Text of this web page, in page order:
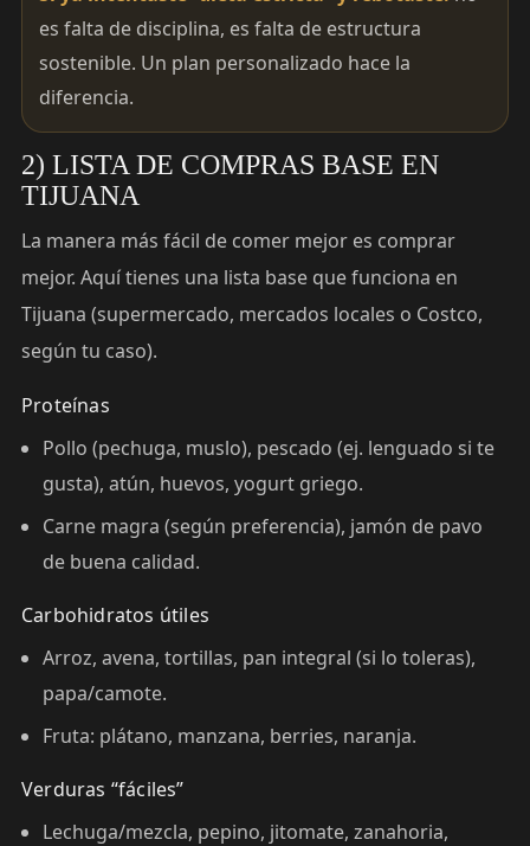
es falta de disciplina, es falta de estructura
sostenible. Un plan personalizado hace la
diferencia.
2) LISTA DE COMPRAS BASE EN
TIJUANA
La manera más fácil de comer mejor es comprar
mejor. Aquí tienes una lista base que funciona en
Tijuana (supermercado, mercados locales o Costco,
según tu caso).
Proteínas
Pollo (pechuga, muslo), pescado (ej. lenguado si te
gusta), atún, huevos, yogurt griego.
Carne magra (según preferencia), jamón de pavo
de buena calidad.
Carbohidratos útiles
Arroz, avena, tortillas, pan integral (si lo toleras),
papa/camote.
Fruta: plátano, manzana, berries, naranja.
Verduras “fáciles”
Lechuga/mezcla, pepino, jitomate, zanahoria,